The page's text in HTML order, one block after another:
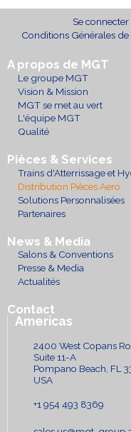
Se connecter
Conditions Générales de
A propos de MGT
Le groupe MGT
Vision & Mission
MGT se met au vert
L'équipe MGT
Qualité
Pièces & Services
Trains d'Atterrissage et
Distribution Pièces Aero
Solutions Personnalisées
Partenaires
News & Media
Salons & Conventions
Presse & Media
Actualités
Contact
Americas
2400 West Copans
Suite 11-A
Pompano Beach, FL
USA
+1 954 493 8369